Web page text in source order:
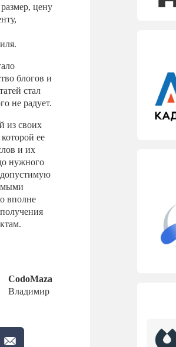
цену
блогов и
стал
не радует.
из своих
ее
и их
нужного
допустимую
вполне
CodoMaza
Владимир